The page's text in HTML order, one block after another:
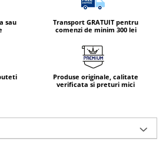
sau
Transport GRATUIT pentru
comenzi de minim 300 lei
Produse originale, calitate
verificata si preturi mici